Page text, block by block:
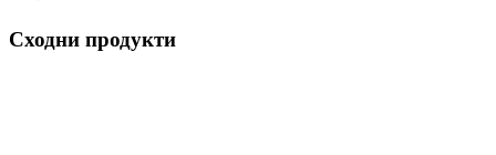
Сходни продукти